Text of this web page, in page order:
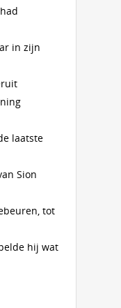
in zijn
laatste
Sion
tot
hij wat